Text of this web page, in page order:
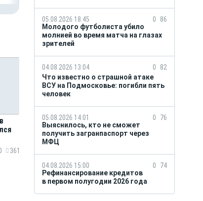
361
05.08.2026 18:45 0
86
Молодого футболиста убило
молнией во время матча на глазах
зрителей
04.08.2026 13:04 0
82
Что известно о страшной атаке
ВСУ на Подмосковье: погибли пять
человек
05.08.2026 14:01 0
76
Выяснилось, кто не сможет
получить загранпаспорт через
МФЦ
04.08.2026 15:00 0
74
Рефинансирование кредитов
в первом полугодии 2026 года